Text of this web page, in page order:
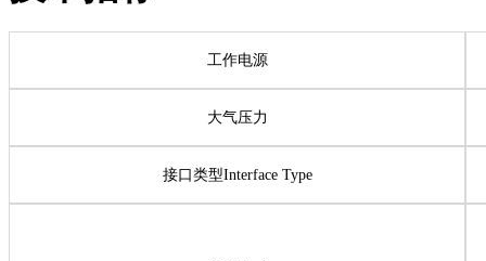
工作电源
大气压力
接口类型Interface Type